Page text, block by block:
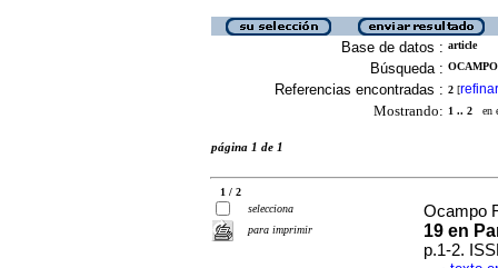
Base de datos : article
Búsqueda :
Referencias encontradas : 2 [refinar
Mostrando: 1 .. 2 en
página 1 de 1
1 / 2
selecciona
para imprimir
Ocampo
19 en
p.1-2.